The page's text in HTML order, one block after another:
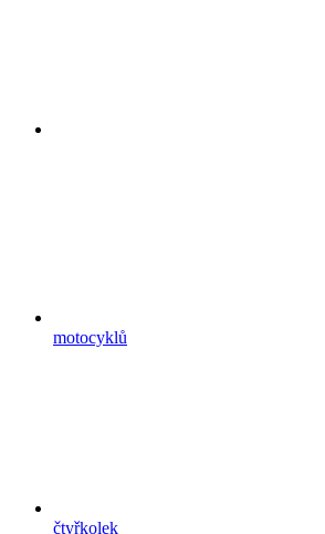
motocyklů
čtyřkolek